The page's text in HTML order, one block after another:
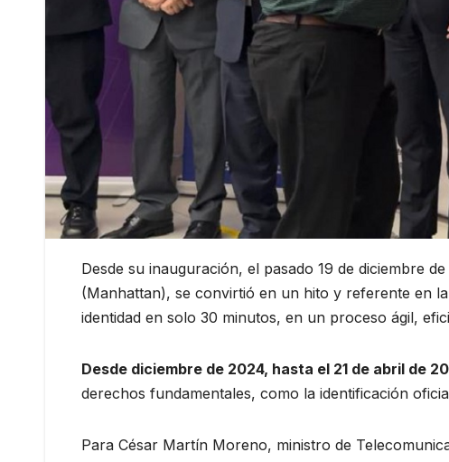
Desde su inauguración, el pasado 19 de diciembre
(Manhattan), se convirtió en un hito y referente en
identidad en solo 30 minutos, en un proceso ágil,
Desde diciembre de 2024, hasta el 21 de abril de
derechos fundamentales, como la identificación
Para César Martín Moreno, ministro de